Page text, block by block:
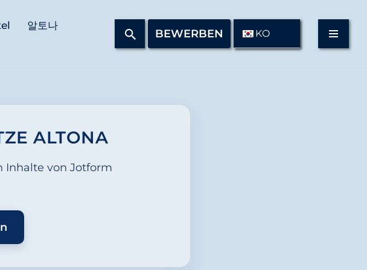
알토나
BEWERBEN KO
ALTONA
Inhalte von Jotform